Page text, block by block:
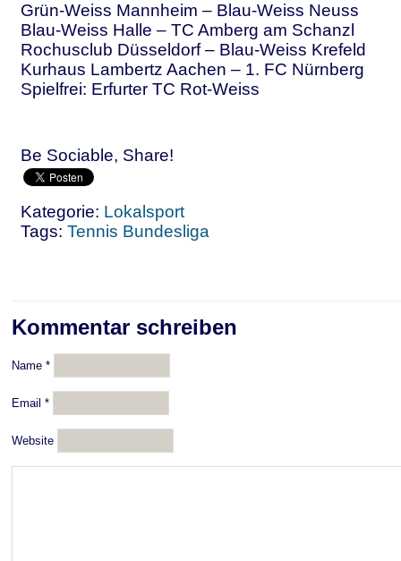
Grün-Weiss Mannheim – Blau-Weiss Neuss
Blau-Weiss Halle – TC Amberg am Schanzl
Rochusclub Düsseldorf – Blau-Weiss Krefeld
Kurhaus Lambertz Aachen – 1. FC Nürnberg
Spielfrei: Erfurter TC Rot-Weiss
Be Sociable, Share!
Kategorie: Lokalsport
Tags: Tennis Bundesliga
Kommentar schreiben
Name *
Email *
Website